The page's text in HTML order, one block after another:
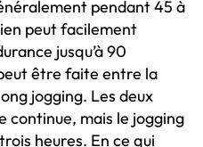
pendant 45 à
peut facilement
jusqu’à 90
être faite entre la
jogging. Les deux
continue, mais le jogging
heures. En ce qui